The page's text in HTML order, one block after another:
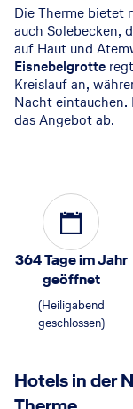
Die Therme bietet
auch Solebecken,
auf Haut und
Eisnebelgrotte
Kreislauf an,
Nacht eintauchen.
das Angebot ab.
364 Tage im Jahr
geöffnet
(Heiligabend
geschlossen)
Hotels in der